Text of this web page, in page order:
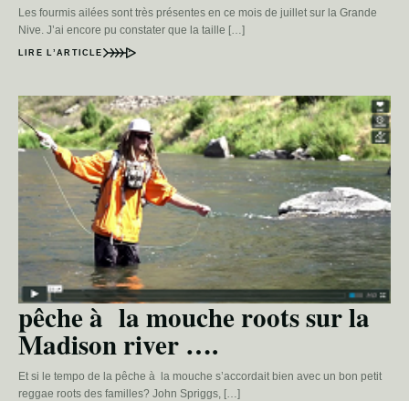
Les fourmis ailées sont très présentes en ce mois de juillet sur la Grande
Nive. J’ai encore pu constater que la taille […]
LIRE L’ARTICLE
pêche à la mouche roots sur la
Madison river ….
Et si le tempo de la pêche à la mouche s’accordait bien avec un bon petit
reggae roots des familles? John Spriggs, […]